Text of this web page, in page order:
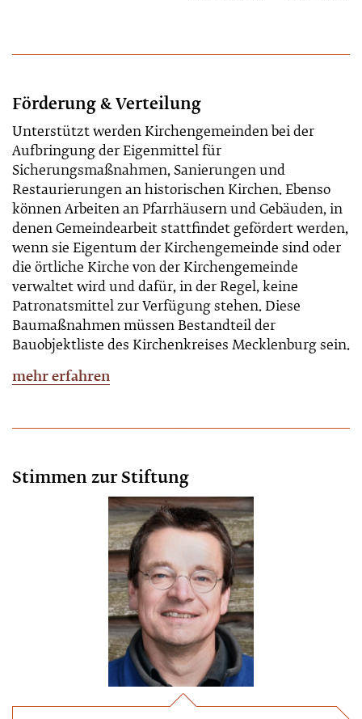
Förderung & Verteilung
Unterstützt werden Kirchengemeinden bei der
Aufbringung der Eigenmittel für
Sicherungsmaßnahmen, Sanierungen und
Restaurierungen an historischen Kirchen. Ebenso
können Arbeiten an Pfarrhäusern und Gebäuden, in
denen Gemeindearbeit stattfindet gefördert werden,
wenn sie Eigentum der Kirchengemeinde sind oder
die örtliche Kirche von der Kirchengemeinde
verwaltet wird und dafür, in der Regel, keine
Patronatsmittel zur Verfügung stehen. Diese
Baumaßnahmen müssen Bestandteil der
Bauobjektliste des Kirchenkreises Mecklenburg sein.
mehr erfahren
Stimmen zur Stiftung